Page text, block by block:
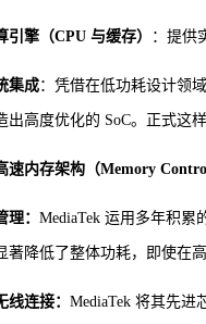
引擎（CPU 与缓存） ：提供
集成：凭借在低功耗设计领
出高度优化的 SoC。正式这
速内存架构（Memory
： MediaTek 运用多年积
著降低了整体功耗，即使在
线连接： MediaTek 将其先